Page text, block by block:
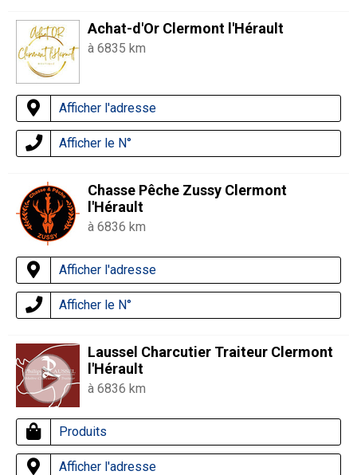
Achat-d'Or Clermont l'Hérault
à 6835 km
Afficher l'adresse
Afficher le N°
Chasse Pêche Zussy Clermont
l'Hérault
à 6836 km
Afficher l'adresse
Afficher le N°
Laussel Charcutier Traiteur Clermont
l'Hérault
à 6836 km
Produits
Afficher l'adresse